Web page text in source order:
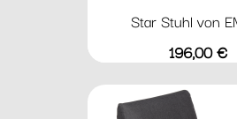
Star Stuhl von
Preis
196,00 €